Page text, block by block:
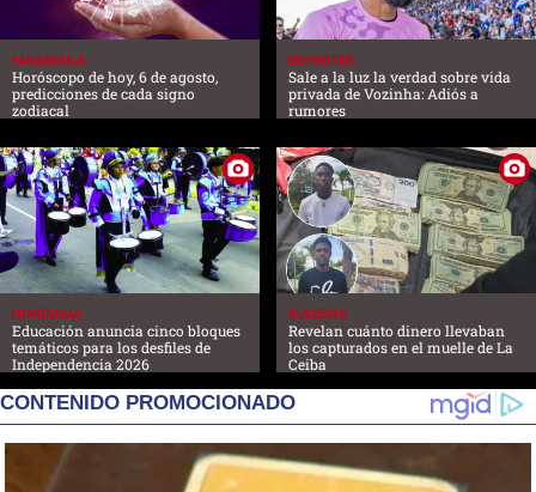
FARANDULA
Horóscopo de hoy, 6 de agosto,
predicciones de cada signo
zodiacal
DEPORTES
Sale a la luz la verdad sobre vida
privada de Vozinha: Adiós a
rumores
HONDURAS
Educación anuncia cinco bloques
temáticos para los desfiles de
Independencia 2026
SUCESOS
Revelan cuánto dinero llevaban
los capturados en el muelle de La
Ceiba
CONTENIDO PROMOCIONADO